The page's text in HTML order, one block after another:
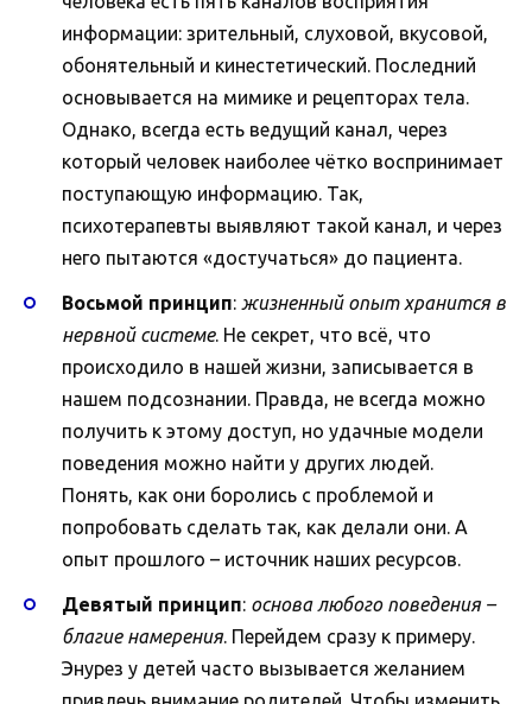
информации: зрительный, слуховой, вкусовой,
обонятельный и кинестетический. Последний
основывается на мимике и рецепторах тела.
Однако, всегда есть ведущий канал, через
который человек наиболее чётко воспринимает
поступающую информацию. Так,
психотерапевты выявляют такой канал, и через
него пытаются «достучаться» до пациента.
Восьмой принцип: жизненный опыт хранится в
нервной системе. Не секрет, что всё, что
происходило в нашей жизни, записывается в
нашем подсознании. Правда, не всегда можно
получить к этому доступ, но удачные модели
поведения можно найти у других людей.
Понять, как они боролись с проблемой и
попробовать сделать так, как делали они. А
опыт прошлого – источник наших ресурсов.
Девятый принцип: основа любого поведения –
благие намерения. Перейдем сразу к примеру.
Энурез у детей часто вызывается желанием